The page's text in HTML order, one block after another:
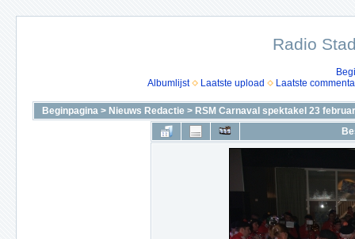
Radio
Albumlijst
Laatste upload Laatste
Beginpagina > Nieuws Redactie > RSM Carnaval spektakel 23